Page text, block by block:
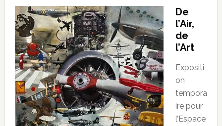
De
l’Air,
de
l’Art
Expositi
on
tempora
ire pour
l’Espace